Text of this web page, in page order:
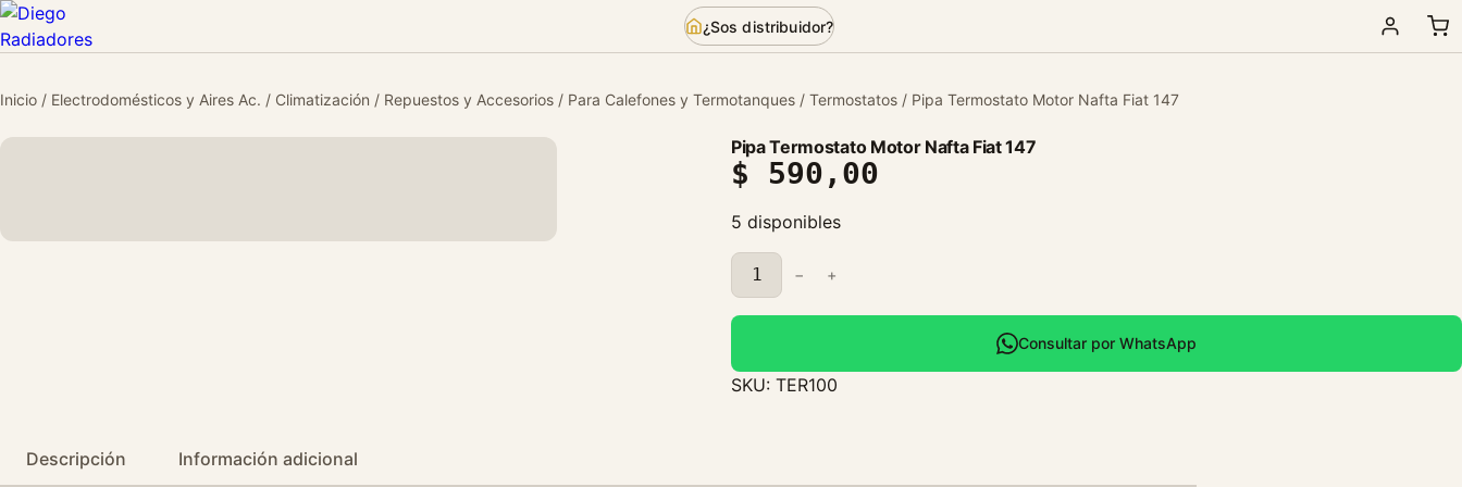
¿Sos distribuidor?
Inicio / Electrodomésticos y Aires Ac. / Climatización / Repuestos y Accesorios / Para Calefones y Termotanques / Termostatos / Pipa Termostato Motor Nafta Fiat 147
Pipa Termostato Motor Nafta Fiat 147
$ 590,00
5 disponibles
P
i
p
T
e
− +
Consultar por WhatsApp
SKU: TER100
Descripción Información adicional